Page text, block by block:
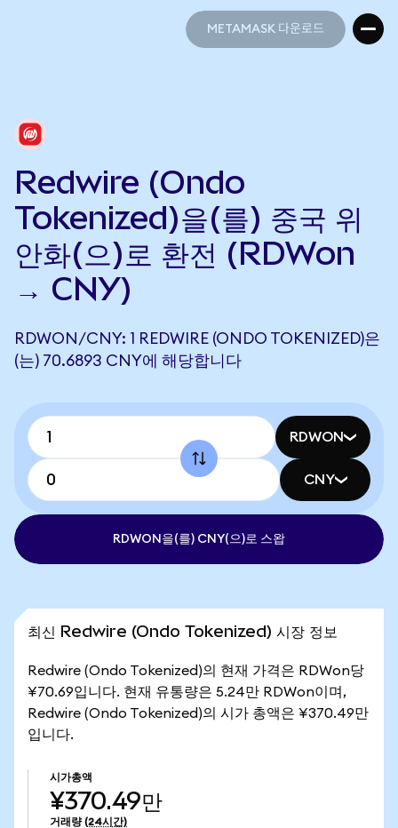
METAMASK 다운로드
Redwire (Ondo
Tokenized)을(를) 중국 위
안화(으)로 환전 (RDWon
→ CNY)
RDWON/CNY: 1 REDWIRE (ONDO TOKENIZED)은
(는) 70.6893 CNY에 해당합니다
RDWON
CNY
RDWON을(를) CNY(으)로 스왑
최신 Redwire (Ondo Tokenized) 시장 정보
Redwire (Ondo Tokenized)의 현재 가격은 RDWon당
¥70.69입니다. 현재 유통량은 5.24만 RDWon이며,
Redwire (Ondo Tokenized)의 시가 총액은 ¥370.49만
입니다.
시가총액
¥370.49만
거래량 (24시간)